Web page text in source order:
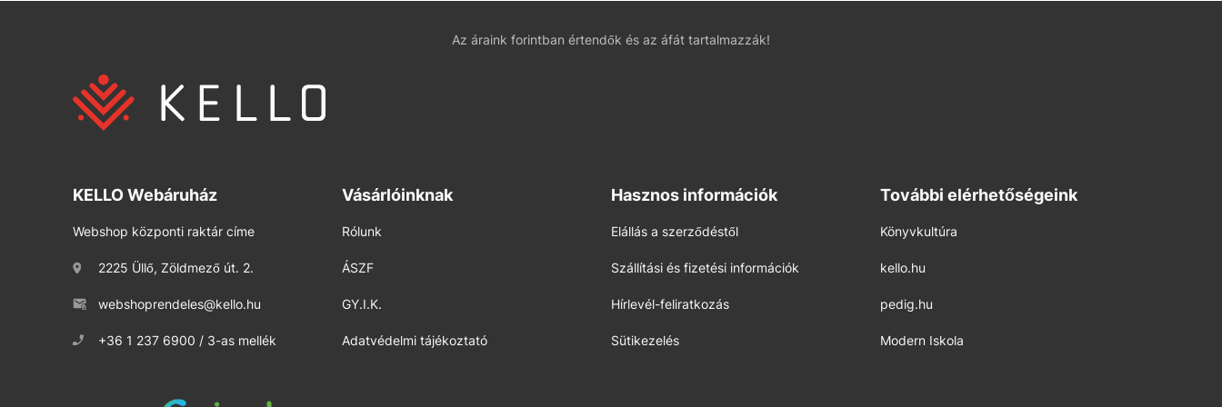
Az áraink forintban értendők és az áfát tartalmazzák!
KELLO Webáruház
Webshop központi raktár címe
2225 Üllő, Zöldmező út. 2.
webshoprendeles@kello.hu
+36 1 237 6900 / 3-as mellék
Vásárlóinknak
Rólunk
ÁSZF
GY.I.K.
Adatvédelmi tájékoztató
Hasznos információk
Elállás a szerződéstől
Szállítási és fizetési információk
Hírlevél-feliratkozás
Sütikezelés
További elérhetőségeink
Könyvkultúra
kello.hu
pedig.hu
Modern Iskola